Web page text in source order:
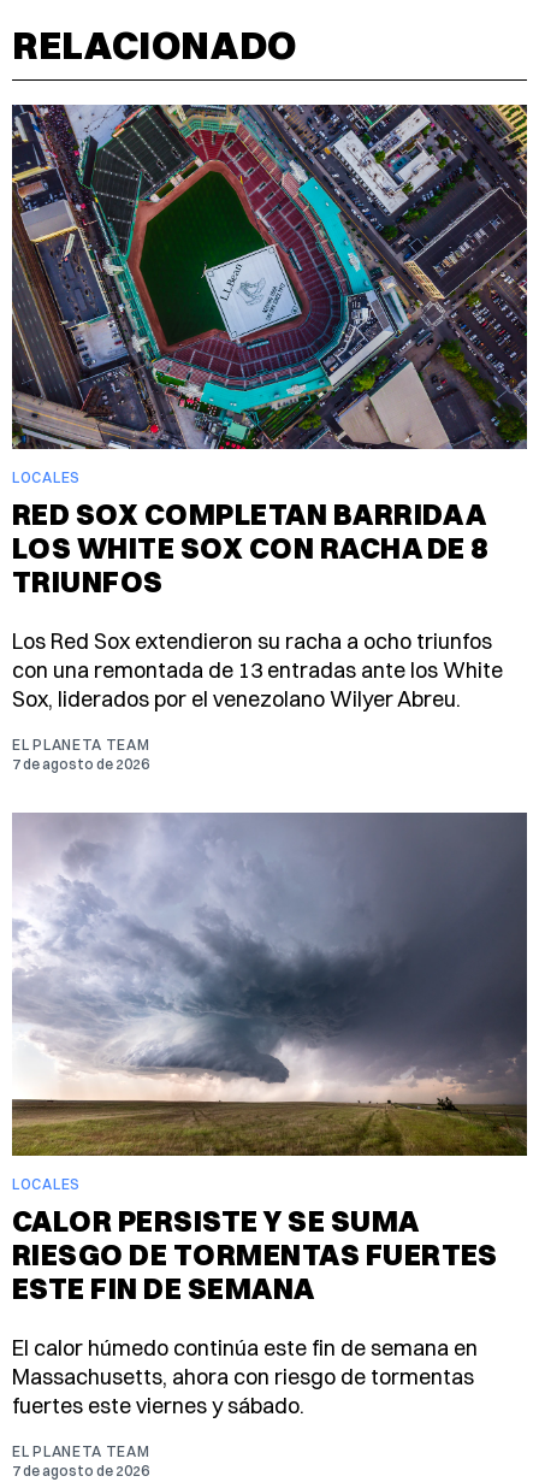
RELACIONADO
LOCALES
RED SOX COMPLETAN BARRIDA A
LOS WHITE SOX CON RACHA DE 8
TRIUNFOS
Los Red Sox extendieron su racha a ocho triunfos
con una remontada de 13 entradas ante los White
Sox, liderados por el venezolano Wilyer Abreu.
EL PLANETA TEAM
7 de agosto de 2026
LOCALES
CALOR PERSISTE Y SE SUMA
RIESGO DE TORMENTAS FUERTES
ESTE FIN DE SEMANA
El calor húmedo continúa este fin de semana en
Massachusetts, ahora con riesgo de tormentas
fuertes este viernes y sábado.
EL PLANETA TEAM
7 de agosto de 2026